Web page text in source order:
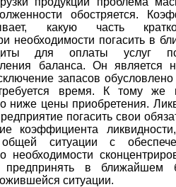
обостряется.
какую часть
необходимости погасить в
для оплаты услуг
баланса. Он является
запасов
время. К тому же
ниже цены приобретения.
погасить свои
коэффициента
ситуации с
в ближайшем
ситуации.